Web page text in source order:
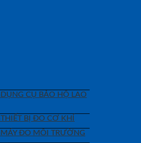
DỤNG CỤ BẢO HỘ LAO
THIẾT BỊ ĐO CƠ KHÍ
MÁY ĐO MÔI TRƯỜNG